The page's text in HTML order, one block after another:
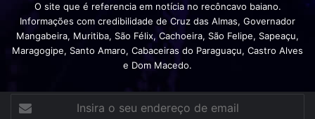
O site que é referencia em notícia no recôncavo baiano.
Informações com credibilidade de Cruz das Almas, Governador
Mangabeira, Muritiba, São Félix, Cachoeira, São Felipe, Sapeaçu,
Maragogipe, Santo Amaro, Cabaceiras do Paraguaçu, Castro Alves
e Dom Macedo.